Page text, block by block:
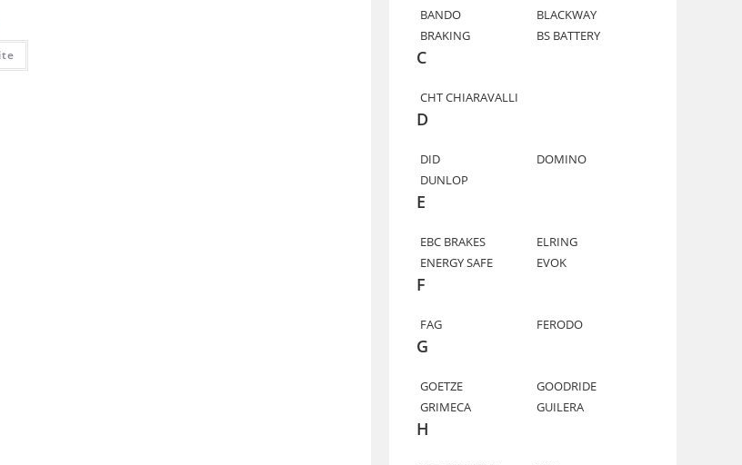
BANDO
BLACKWAY
BRAKING
BS BATTERY
C
CHT CHIARAVALLI
D
DID
DOMINO
DUNLOP
E
EBC BRAKES
ELRING
ENERGY SAFE
EVOK
F
FAG FERODO
G
GOETZE
GOODRIDE
GRIMECA
GUILERA
H